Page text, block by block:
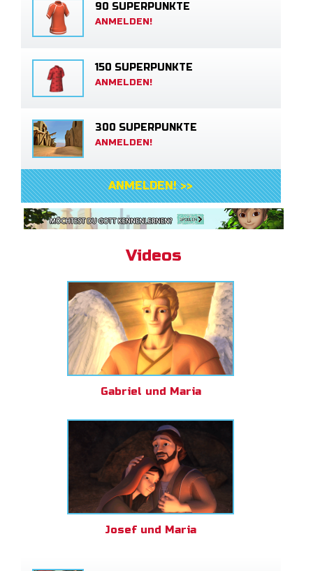
90 SUPERPUNKTE
ANMELDEN!
150 SUPERPUNKTE
ANMELDEN!
300 SUPERPUNKTE
ANMELDEN!
ANMELDEN! >>
Videos
Gabriel und Maria
Josef und Maria